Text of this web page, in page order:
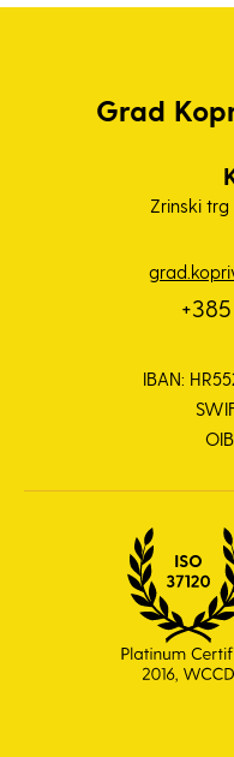
Grad
Zrinski trg
IBAN: